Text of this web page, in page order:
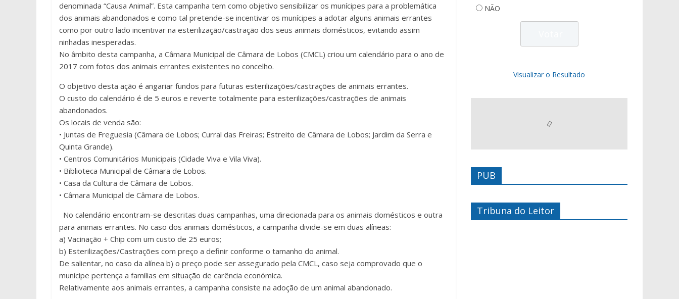
denominada “Causa Animal”. Esta campanha tem como objetivo sensibilizar os munícipes para a problemática
dos animais abandonados e como tal pretende-se incentivar os munícipes a adotar alguns animais errantes
como por outro lado incentivar na esterilização/castração dos seus animais domésticos, evitando assim
ninhadas inesperadas.
No âmbito desta campanha, a Câmara Municipal de Câmara de Lobos (CMCL) criou um calendário para o ano de
2017 com fotos dos animais errantes existentes no concelho.
O objetivo desta ação é angariar fundos para futuras esterilizações/castrações de animais errantes.
O custo do calendário é de 5 euros e reverte totalmente para esterilizações/castrações de animais
abandonados.
Os locais de venda são:
• Juntas de Freguesia (Câmara de Lobos; Curral das Freiras; Estreito de Câmara de Lobos; Jardim da Serra e
Quinta Grande).
• Centros Comunitários Municipais (Cidade Viva e Vila Viva).
• Biblioteca Municipal de Câmara de Lobos.
• Casa da Cultura de Câmara de Lobos.
• Câmara Municipal de Câmara de Lobos.
No calendário encontram-se descritas duas campanhas, uma direcionada para os animais domésticos e outra
para animais errantes. No caso dos animais domésticos, a campanha divide-se em duas alíneas:
a) Vacinação + Chip com um custo de 25 euros;
b) Esterilizações/Castrações com preço a definir conforme o tamanho do animal.
De salientar, no caso da alínea b) o preço pode ser assegurado pela CMCL, caso seja comprovado que o
munícipe pertença a famílias em situação de carência económica.
Relativamente aos animais errantes, a campanha consiste na adoção de um animal abandonado.
NÃO
Visualizar o Resultado
PUB
Tribuna do Leitor